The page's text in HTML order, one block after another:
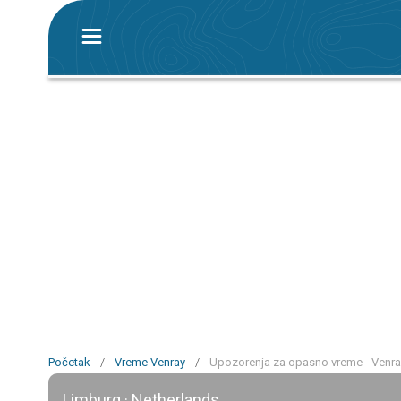
Početak / Vreme Venray / Upozorenja za opasno vreme -